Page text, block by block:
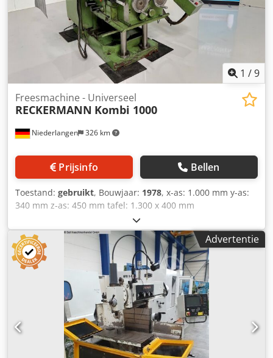
1 /9
Niederlangen 326 km
Freesmachine - Universeel
RECKERMANN Kombi 1000
Prijsinfo Bellen
Toestand: gebruikt, Bouwjaar: 1978, x-as: 1.000 mm y-as:
340 mm z-as: 450 mm tafel: 1.300 x 400 mm
spindelopname ISO 40 SK toerental: 32 - 1.400 tpm
Dkodpfjzf Nrdex Am Ssr spindelslag: 80 mm totaal
vermogen: 7,5 kW Uitrusting: - Universele console-
freesmachine met HEIDENHAIN digitale uitlezing -
Gereedschapspanning mechanisch - Koelinstallatie -
Diverse gereedschapshouders SK 40 -
Machinedocumentatie in het Duits
Advertentie